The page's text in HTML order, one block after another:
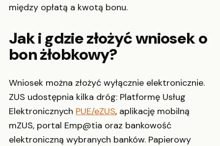
między opłatą a kwotą bonu.
Jak i gdzie złożyć wniosek o
bon żłobkowy?
Wniosek można złożyć wyłącznie elektronicznie.
ZUS udostępnia kilka dróg: Platformę Usług
Elektronicznych PUE/eZUS, aplikację mobilną
mZUS, portal Emp@tia oraz bankowość
elektroniczną wybranych banków. Papierowy